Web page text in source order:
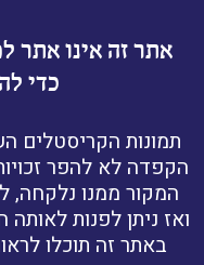
אתר זה אינו אתר
כדי
תמונות הקריסטלים
הקפדה לא להפר
המקור ממנו
ואז ניתן לפנות
באתר זה תוכלו